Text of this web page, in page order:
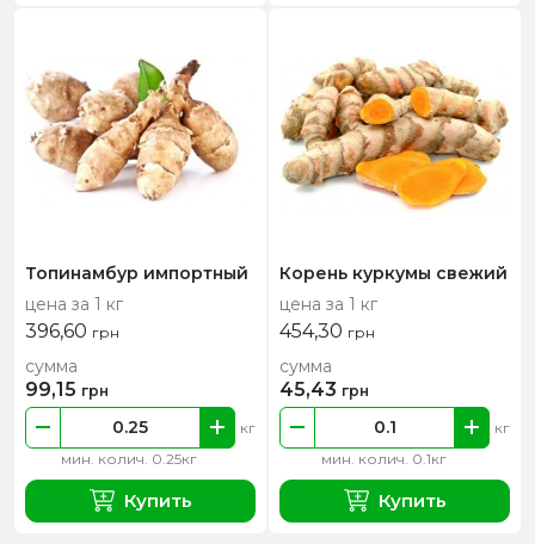
Топинамбур импортный
цена за 1 кг
396,60 грн
мин. колич. 0.25кг
кг
сумма
99,15 грн
Купить
Корень куркумы свежий
цена за 1 кг
454,30 грн
мин. колич. 0.1кг
кг
сумма
45,43 грн
Купить